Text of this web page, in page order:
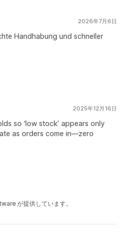
2026年7月6日
Handhabung und schneller
2025年12月16日
so ‘low stock’ appears only
as orders come in—zero
が提供しています。